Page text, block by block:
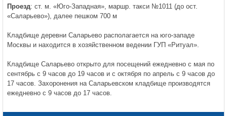
Проезд: ст. м. «Юго-Западная», маршр. такси №1011 (до ост.
«Саларьево»), далее пешком 700 м
Кладбище деревни Саларьево располагается на юго-западе
Москвы и находится в хозяйственном ведении ГУП «Ритуал».
Кладбище Саларьево открыто для посещений ежедневно с мая по
сентябрь с 9 часов до 19 часов и с октября по апрель с 9 часов до
17 часов. Захоронения на Саларьевском кладбище производятся
ежедневно с 9 часов до 17 часов.